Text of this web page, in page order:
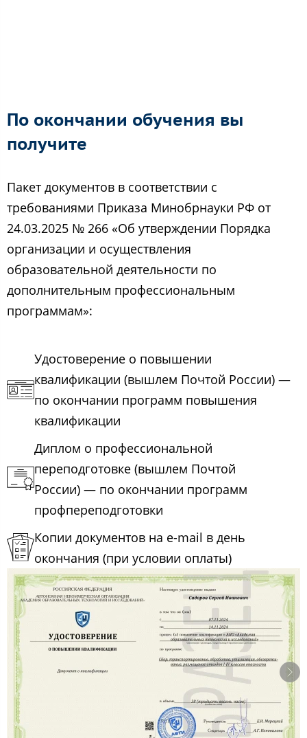
По окончании обучения вы
получите
Пакет документов в соответствии с
требованиями Приказа Минобрнауки РФ от
24.03.2025 № 266 «Об утверждении Порядка
организации и осуществления
образовательной деятельности по
дополнительным профессиональным
программам»:
Удостоверение о повышении
квалификации (вышлем Почтой России) —
по окончании программ повышения
квалификации
Диплом о профессиональной
переподготовке (вышлем Почтой
России) — по окончании программ
профпереподготовки
Копии документов на e-mail в день
окончания (при условии оплаты)